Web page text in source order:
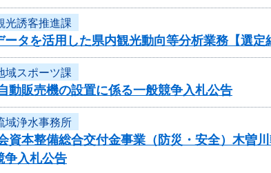
光誘客推進課
タを活用した県内観光動向等分析業務【選定
域スポーツ課
動販売機の設置に係る一般競争入札公告
域浄水事務所
資本整備総合交付金事業（防災・安全）木曽
争入札公告